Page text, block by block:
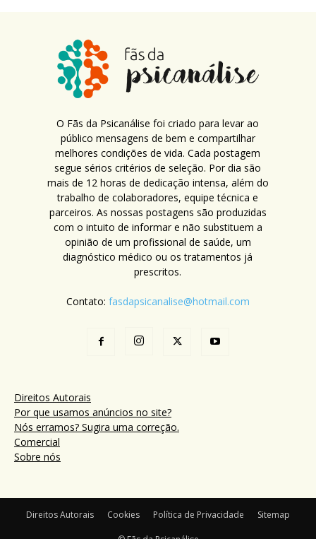
O Fãs da Psicanálise foi criado para levar ao
público mensagens de bem e compartilhar
melhores condições de vida. Cada postagem
segue sérios critérios de seleção. Por dia são
mais de 12 horas de dedicação intensa, além do
trabalho de colaboradores, equipe técnica e
parceiros. As nossas postagens são produzidas
com o intuito de informar e não substituem a
opinião de um profissional de saúde, um
diagnóstico médico ou os tratamentos já
prescritos.
Contato: fasdapsicanalise@hotmail.com
Direitos Autorais
Por que usamos anúncios no site?
Nós erramos? Sugira uma correção.
Comercial
Sobre nós
Direitos Autorais Cookies Política de Privacidade Sitemap